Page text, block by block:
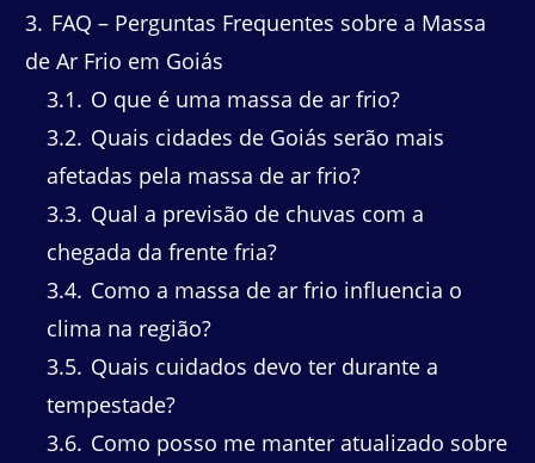
3 FAQ – Perguntas Frequentes sobre a Massa
de Ar Frio em Goiás
3.1
O que é uma massa de ar frio?
3.2 Quais cidades de Goiás serão mais
afetadas pela massa de ar frio?
3.3 Qual a previsão de chuvas com a
chegada da frente fria?
3.4 Como a massa de ar frio influencia o
clima na região?
3.5 Quais cuidados devo ter durante a
tempestade?
3.6 Como posso me manter atualizado sobre